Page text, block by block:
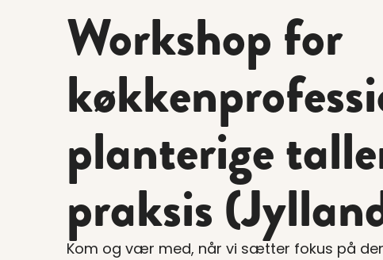
Workshop for
planterige
praksis
Kom og vær med, når vi sætter fokus på